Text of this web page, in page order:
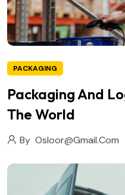
PACKAGING
Packaging And
The World
By Osloor@gmail.com